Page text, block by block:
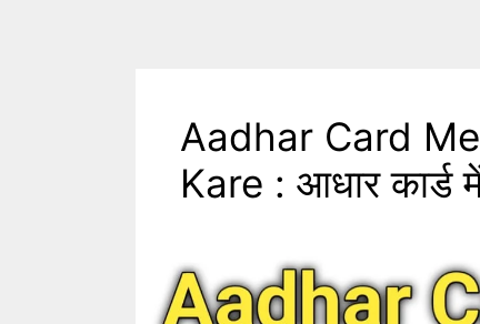
Aadhar Card
Kare : आधार कार्ड